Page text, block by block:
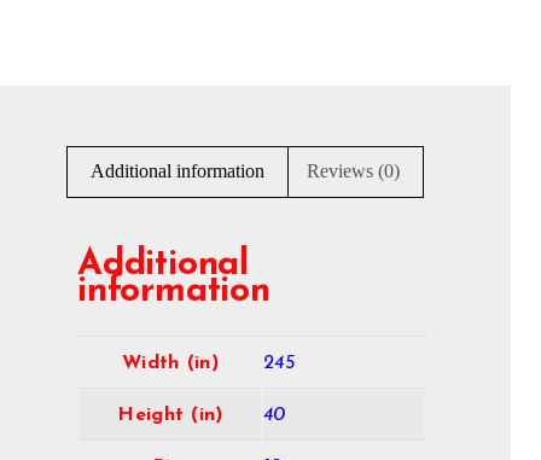
Additional information Reviews (0)
Additional
information
Width (in) 245
Height (in) 40